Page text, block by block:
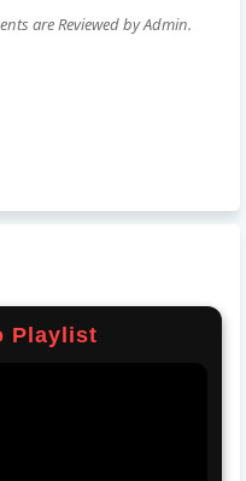
are Reviewed by Admin.
Playlist